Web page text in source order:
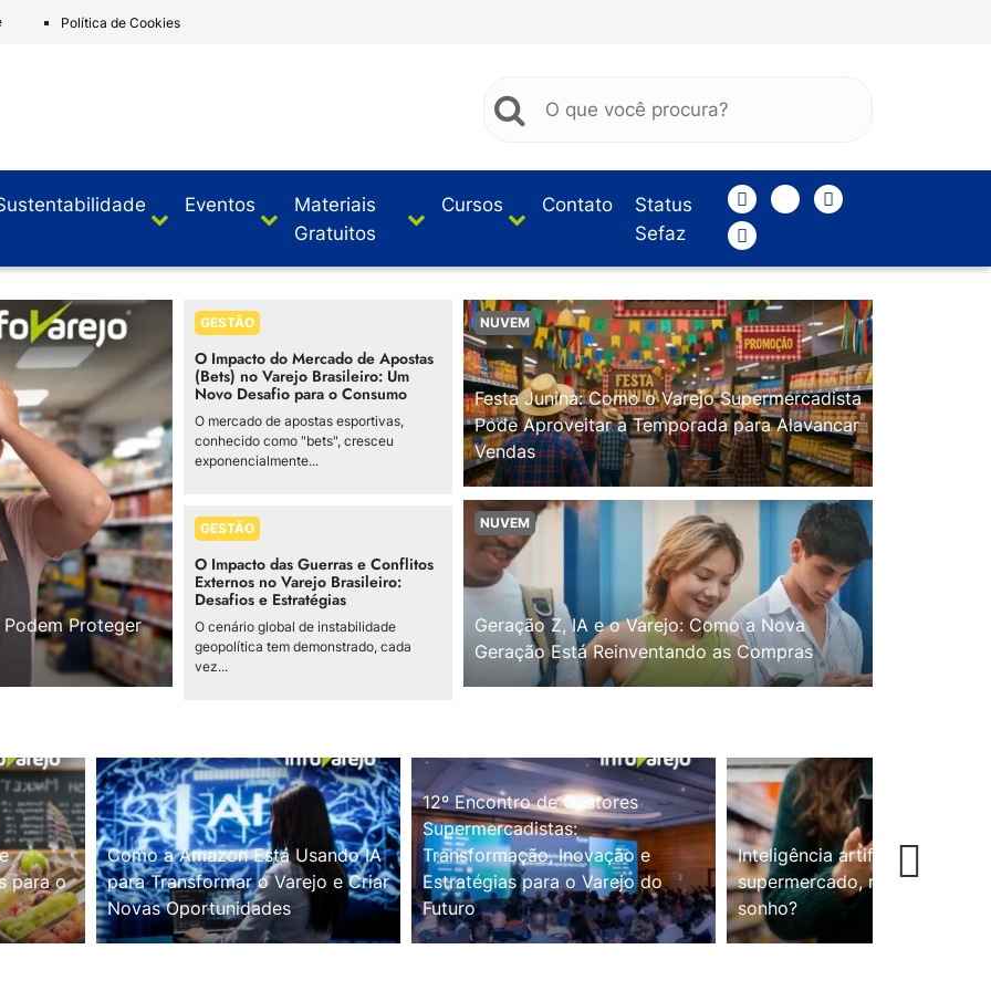
Política de Cookies
Eventos
Materiais
Gratuitos
Cursos Contato
Status
Sefaz
Proteger
GESTÃO
O Impacto do Mercado de Apostas
(Bets) no Varejo Brasileiro: Um
Novo Desafio para o Consumo
O mercado de apostas esportivas,
conhecido como "bets", cresceu
exponencialmente...
GESTÃO
O Impacto das Guerras e Conflitos
Externos no Varejo Brasileiro:
Desafios e Estratégias
O cenário global de instabilidade
geopolítica tem demonstrado, cada
vez...
NUVEM
Festa Junina: Como o Varejo Supermercadista
Pode Aproveitar a Temporada para Alavancar
Vendas
NUVEM
Geração Z, IA e o Varejo: Como a Nova
Geração Está Reinventando as Compras
para o
Como a Amazon Está Usando IA
para Transformar o Varejo e Criar
Novas Oportunidades
12º Encontro de Gestores
Supermercadistas:
Transformação, Inovação e
Estratégias para o Varejo do
Futuro
Inteligência artificial no
supermercado, realidade ou
sonho?